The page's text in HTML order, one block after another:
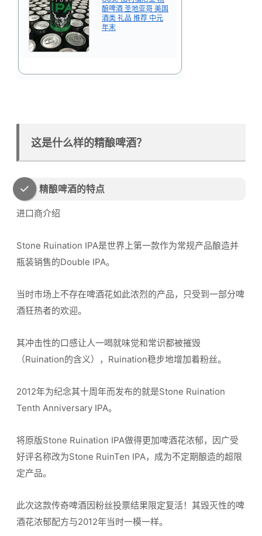
酿啤酒 圣地亚哥 美国
酒类 礼品 推荐 中元
年末
这是什么样的精酿啤酒？
精酿啤酒的特点
进口商介绍
Stone Ruination IPA是世界上第一款作为常规产品酿造并
瓶装销售的Double IPA。
当时市场上不存在啤酒花如此浓烈的产品，只受到一部分啤
酒狂热者的欢迎。
其冲击性的口感让人一喝就味觉和常识都被摧毁
（Ruination的含义），Ruination稳步地增加着粉丝。
2012年为纪念其十周年而发布的就是Stone Ruination
Tenth Anniversary IPA。
将原版Stone Ruination IPA做得更加啤酒花浓郁，因广受
好评名称改为Stone RuinTen IPA，成为不定期酿造的超限
定产品。
此次这款传奇啤酒因粉丝投票结果限定复活！其毁灭性的啤
酒花浓郁配方与2012年当时一模一样。